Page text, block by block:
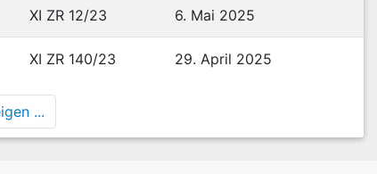
XI ZR 12/23 6. Mai 2025
XI ZR 140/23 29. April 2025
...